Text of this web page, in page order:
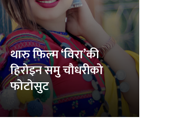
थारु फिल्म ‘विरा’की
हिरोइन समु चौधरीको
फोटोसुट